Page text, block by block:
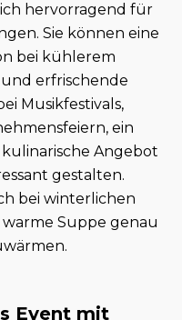
hervorragend für
Sie können eine
bei kühlerem
erfrischende
Musikfestivals,
ein
Angebot
gestalten.
bei winterlichen
Suppe genau
Event mit